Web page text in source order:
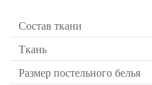
Состав ткани
Ткань
Размер постельного белья